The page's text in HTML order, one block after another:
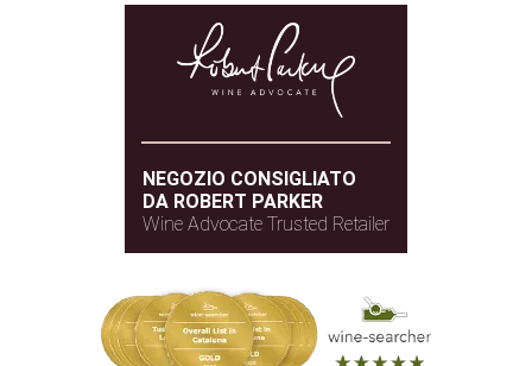
NEGOZIO CONSIGLIATO
DA ROBERT PARKER
Wine Advocate Trusted Retailer